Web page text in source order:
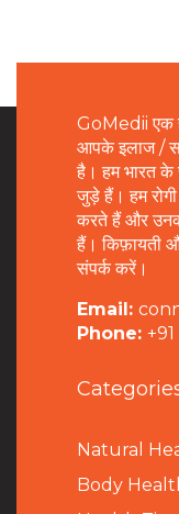
GoMedii एक
आपके इलाज /
है। हम भारत
जुड़े हैं। हम
करते हैं और
हैं। किफ़ायती
संपर्क करें।
Email:
Phone: +91
Natural
Body